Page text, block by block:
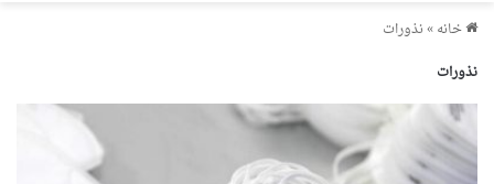
خانه»نذورات
نذورات